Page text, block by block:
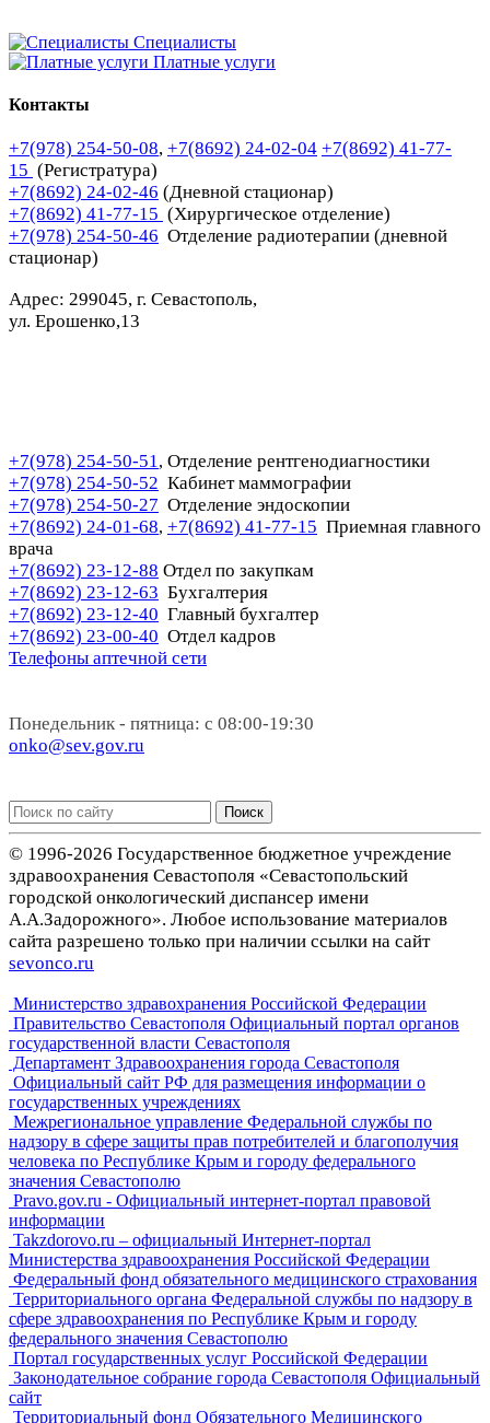
Специалисты
Платные услуги
Контакты
+7(978) 254-50-08, +7(8692) 24-02-04 +7(8692) 41-77-
15 (Регистратура)
+7(8692) 24-02-46 (Дневной стационар)
+7(8692) 41-77-15 (Хирургическое отделение)
+7(978) 254-50-46 Отделение радиотерапии (дневной
стационар)
Адрес: 299045, г. Севастополь,
ул. Ерошенко,13
+7(978) 254-50-51, Отделение рентгенодиагностики
+7(978) 254-50-52 Кабинет маммографии
+7(978) 254-50-27 Отделение эндоскопии
+7(8692) 24-01-68, +7(8692) 41-77-15 Приемная главного
врача
+7(8692) 23-12-88 Отдел по закупкам
+7(8692) 23-12-63 Бухгалтерия
+7(8692) 23-12-40 Главный бухгалтер
+7(8692) 23-00-40 Отдел кадров
Телефоны аптечной сети
Понедельник - пятница: с 08:00-19:30
onko@sev.gov.ru
Поиск
© 1996-2026 Государственное бюджетное учреждение
здравоохранения Севастополя «Севастопольский
городской онкологический диспансер имени
А.А.Задорожного». Любое использование материалов
сайта разрешено только при наличии ссылки на сайт
sevonco.ru
Министерство здравохранения Российской Федерации
Правительство Севастополя Официальный портал органов
государственной власти Севастополя
Департамент Здравоохранения города Севастополя
Официальный сайт РФ для размещения информации о
государственных учреждениях
Межрегиональное управление Федеральной службы по
надзору в сфере защиты прав потребителей и благополучия
человека по Республике Крым и городу федерального
значения Севастополю
Pravo.gov.ru - Официальный интернет-портал правовой
информации
Takzdorovo.ru – официальный Интернет-портал
Министерства здравоохранения Российской Федерации
Федеральный фонд обязательного медицинского страхования
Территориального органа Федеральной службы по надзору в
сфере здравоохранения по Республике Крым и городу
федерального значения Севастополю
Портал государственных услуг Российской Федерации
Законодательное собрание города Севастополя Официальный
сайт
Территориальный фонд Обязательного Медицинского